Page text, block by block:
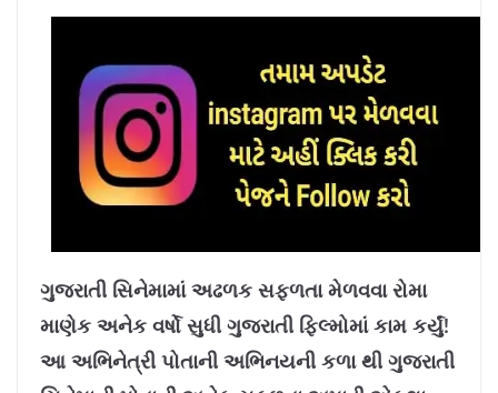
ગુજરાતી સિનેમામાં અઢળક સફળતા મેળવવા રોમા
માણેક અનેક વર્ષો સુધી ગુજરાતી ફિલ્મોમાં કામ કર્યું!
આ અભિનેત્રી પોતાની અભિનયની કળા થી ગુજરાતી